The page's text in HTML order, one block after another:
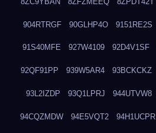
904RTRGF 90GLHP4O 9151RE2S
91S40MFE 927W4109 92D4V1SF
92QF91PP 939W5AR4 93BCKCKZ
93L2IZDP 93Q1LPRJ 944UTVW8
94CQZMDW 94E5VQT2 94H1UCPR